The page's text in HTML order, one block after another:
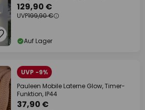
129,90 €
UVP199,90 €
Auf Lager
UVP -9%
Pauleen Mobile Laterne Glow, Timer-
Funktion, IP44
37,90 €